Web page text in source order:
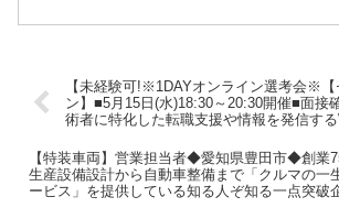
【未経験可!※1DAYオンライン選考会※
ン】■5月15日(水)18:30～20:30開催■面接
術者に特化した転職支援や情報を発信す
【特装車両】営業担当者◆愛知県豊田市◆創業
生産設備設計から自動車整備まで「クルマの一
ービス」を提供している知る人ぞ知る一点突破